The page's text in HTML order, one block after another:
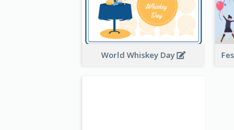
World Whiskey Day